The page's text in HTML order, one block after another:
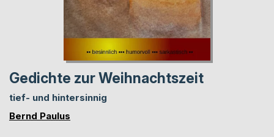
Gedichte zur Weihnachtszeit
tief- und hintersinnig
Bernd Paulus